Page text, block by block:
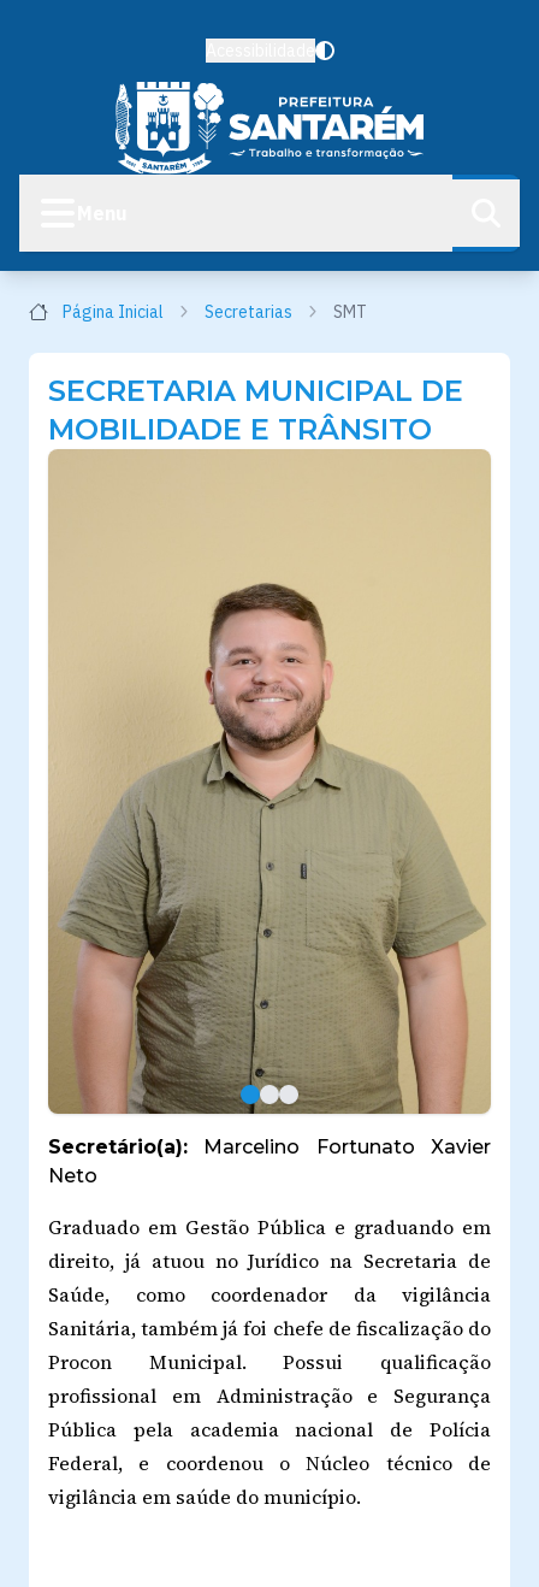
Página Inicial Secretarias SMT
SECRETARIA MUNICIPAL DE
MOBILIDADE E TRÂNSITO
Secretário(a):
Marcelino Fortunato Xavier
Neto
Graduado em Gestão Pública e graduando em
direito, já atuou no Jurídico na Secretaria de
Saúde, como coordenador da vigilância
Sanitária, também já foi chefe de fiscalização do
Procon Municipal. Possui qualificação
profissional em Administração e Segurança
Pública pela academia nacional de Polícia
Federal, e coordenou o Núcleo técnico de
vigilância em saúde do município.